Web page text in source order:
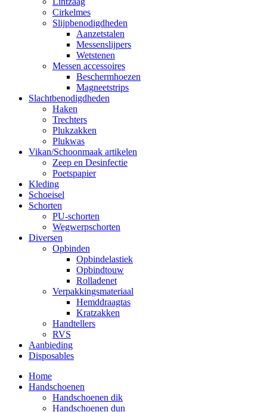
Cirkelmes
Slijpbenodigdheden
Aanzetstalen
Messenslijpers
Wetstenen
Messen accessoires
Beschermhoezen
Magneetstrips
Slachtbenodigdheden
Haken
Trechters
Plukzakken
Plukwas
Vikan/Schoonmaak artikelen
Zeep en Desinfectie
Poetspapier
Kleding
Schoeisel
Schorten
PU-schorten
Wegwerpschorten
Diversen
Opbinden
Opbindelastiek
Opbindtouw
Rolladenet
Verpakkingsmateriaal
Hemddraagtas
Kratzakken
Handtellers
RVS
Aanbieding
Disposables
Home
Handschoenen
Handschoenen dik
Handschoenen dun